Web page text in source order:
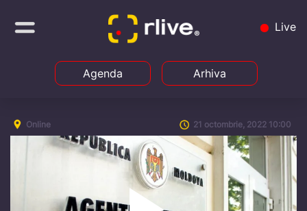
Live
Agenda Arhiva
Online 21 octombrie, 2022 10:00